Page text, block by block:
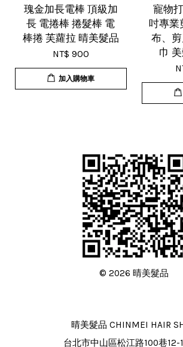
瑰金加長電棒 頂級加
長 電捲棒 捲髮棒 電
棒捲 芙蘿拉 晴美髮品
NT$ 900
加入購物車
寵物
吋專業
布、
巾
© 2026 晴美髮品
晴美髮品 CHINMEI HAIR
台北市中山區松江路100巷12-